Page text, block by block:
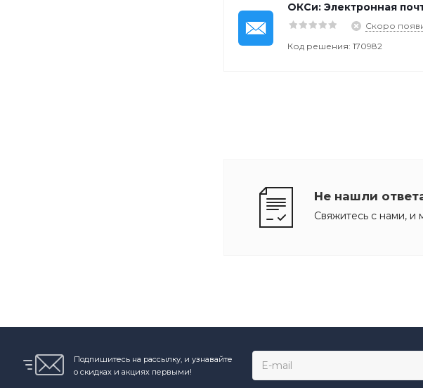
ОКСи: Электронная
Скоро
Код решения: 170982
Не нашли
Свяжитесь с нами,
Подпишитесь на рассылку, и узнавайте
о скидках и акциях первыми!